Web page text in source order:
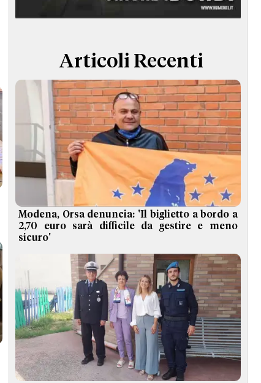
Articoli Recenti
Modena, Orsa denuncia: 'Il biglietto a bordo a
2,70 euro sarà difficile da gestire e meno
sicuro'